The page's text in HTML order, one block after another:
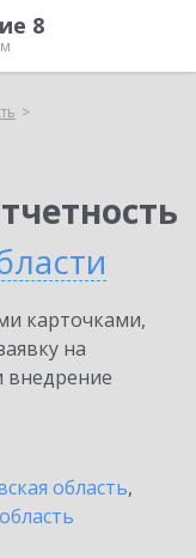
8
карточками,
на
внедрение
область,